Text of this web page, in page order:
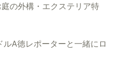
の外構・エクステリア特
A徳レポーターと一緒にロ